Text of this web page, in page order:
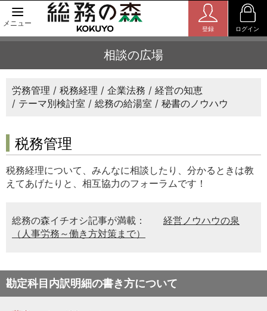
メニュー
登録 ログイン
相談の広場
労務管理 税務経理 企業法務
経営の知恵
テーマ別検討室
総務の給湯室 秘書のノウハウ
税務管理
税務経理について、みんなに相談したり、分かるときは教
えてあげたりと、相互協力のフォーラムです！
総務の森イチオシ記事が満載：
経営ノウハウの泉
（人事労務～働き方対策まで）
勘定科目内訳明細の書き方について